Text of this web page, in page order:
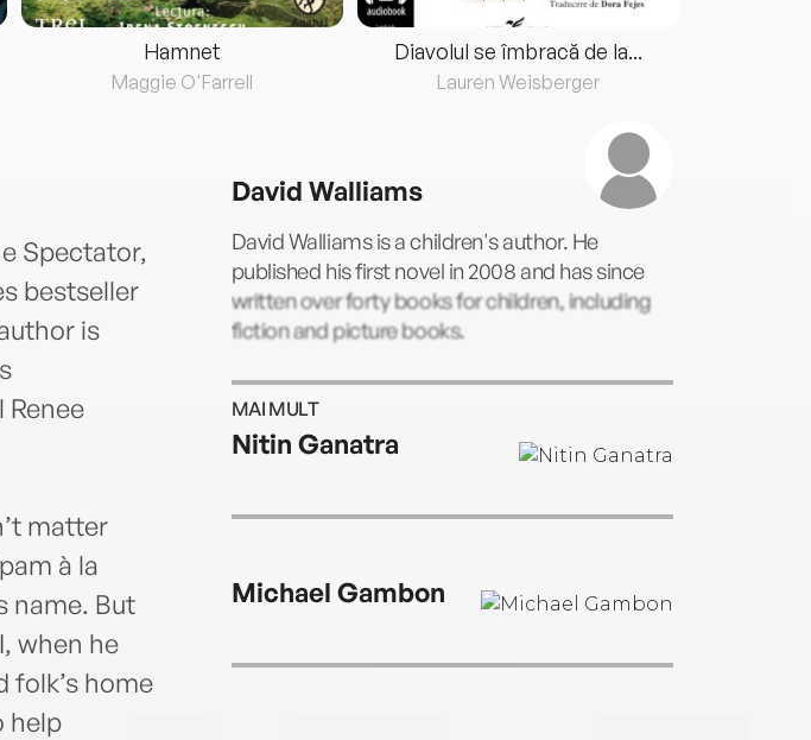
Hamnet
Maggie O'Farrell
Diavolul se îmbracă de la...
Lauren Weisberger
Spectator,
bestseller
is
matter
à la
name. But
when he
folk’s home
help
David Walliams
David Walliams is a children's author. He
published his first novel in 2008 and has since
written over forty books for children, including
fiction and picture books.
MAI MULT
Nitin Ganatra
Michael Gambon